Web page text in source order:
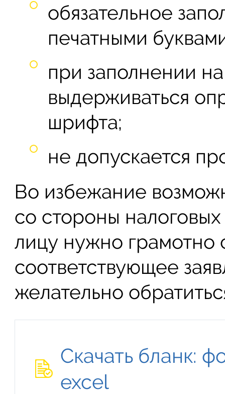
обязательное
печатными
при заполнении
выдерживаться
шрифта;
не допускается
Во избежание
со стороны
лицу нужно грамотно
соответствующее
желательно
Скачать бланк:
excel